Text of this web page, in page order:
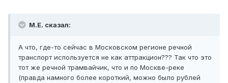
М.Е. сказал:
А что, где-то сейчас в Московском регионе речной
транспорт используется не как аттракцион??? Так что это
тот же речной трамвайчик, что и по Москве-реке
(правда намного более короткий, можно было рублей